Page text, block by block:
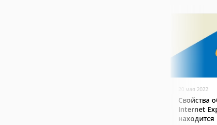
20 мая 2022
Свойства
Internet
находится